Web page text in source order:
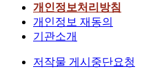
개인정보처리방침
개인정보 재동의
기관소개
저작물 게시중단요청